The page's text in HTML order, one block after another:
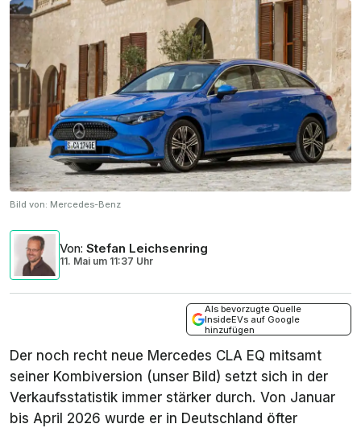
Bild von: Mercedes-Benz
Von: Stefan Leichsenring
11. Mai um 11:37 Uhr
Als bevorzugte Quelle
InsideEVs auf Google
hinzufügen
Der noch recht neue Mercedes CLA EQ mitsamt
seiner Kombiversion (unser Bild) setzt sich in der
Verkaufsstatistik immer stärker durch. Von Januar
bis April 2026 wurde er in Deutschland öfter